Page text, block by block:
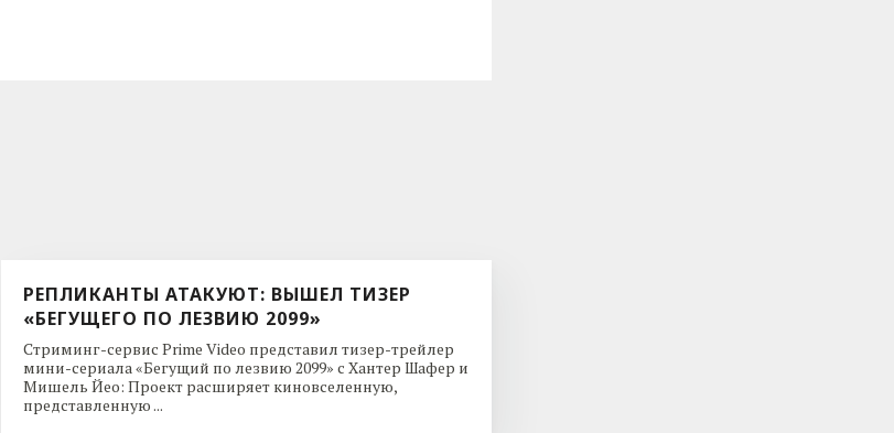
РЕПЛИКАНТЫ АТАКУЮТ: ВЫШЕЛ ТИЗЕР
«БЕГУЩЕГО ПО ЛЕЗВИЮ 2099»
Стриминг-сервис Prime Video представил тизер-трейлер
мини-сериала «Бегущий по лезвию 2099» с Хантер Шафер и
Мишель Йео: Проект расширяет киновселенную,
представленную ...